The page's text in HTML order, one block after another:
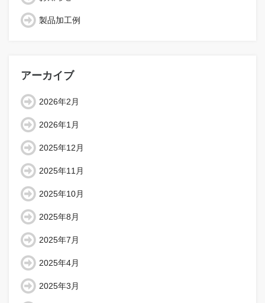
製品加工例
アーカイブ
2026年2月
2026年1月
2025年12月
2025年11月
2025年10月
2025年8月
2025年7月
2025年4月
2025年3月